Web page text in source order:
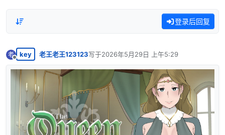
登录后回复
老
离线
key 老王老王123123写于2026年5月29日 上午5:29
最后由 编辑